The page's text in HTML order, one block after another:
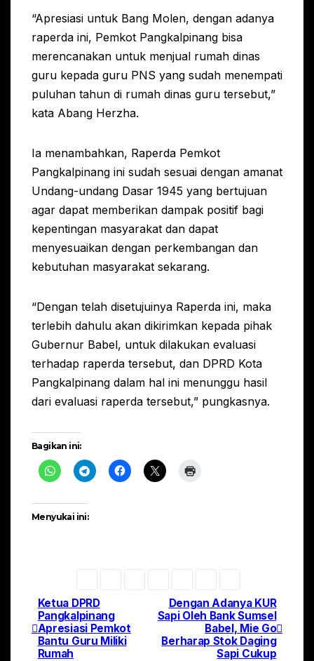
“Apresiasi untuk Bang Molen, dengan adanya
raperda ini, Pemkot Pangkalpinang bisa
merencanakan untuk menjual rumah dinas
guru kepada guru PNS yang sudah menempati
puluhan tahun di rumah dinas guru tersebut,”
kata Abang Herzha.
Ia menambahkan, Raperda Pemkot
Pangkalpinang ini sudah sesuai dengan amanat
Undang-undang Dasar 1945 yang bertujuan
agar dapat memberikan dampak positif bagi
kepentingan masyarakat dan dapat
menyesuaikan dengan perkembangan dan
kebutuhan masyarakat sekarang.
“Dengan telah disetujuinya Raperda ini, maka
terlebih dahulu akan dikirimkan kepada pihak
Gubernur Babel, untuk dilakukan evaluasi
terhadap raperda tersebut, dan DPRD Kota
Pangkalpinang dalam hal ini menunggu hasil
dari evaluasi raperda tersebut,” pungkasnya.
Bagikan ini:
Menyukai ini:
Navigasi
pos
Dengan Adanya KUR
Sapi Oleh Bank Sumsel
Babel, Mie Go
Berharap Stok Daging
Sapi Cukup
Ketua DPRD
Pangkalpinang
Apresiasi Pemkot
Bantu Guru Miliki
Rumah